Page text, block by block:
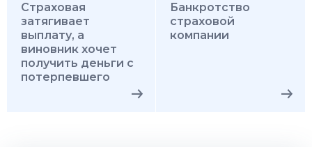
Страховая
затягивает
выплату, а
виновник хочет
получить деньги с
потерпевшего
Банкротство
страховой
компании